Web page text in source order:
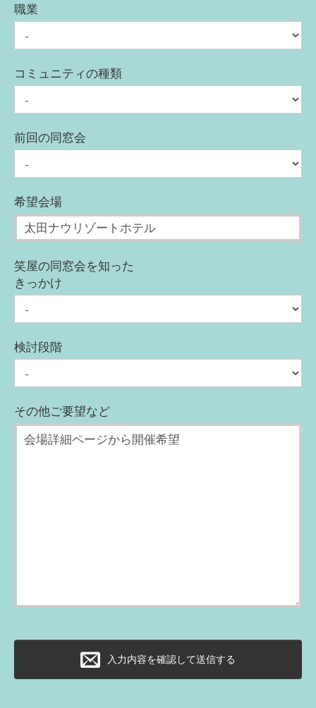
職業
コミュニティの種類
前回の同窓会
希望会場
笑屋の同窓会を知った
きっかけ
検討段階
その他ご要望など
入力内容を確認して送信する